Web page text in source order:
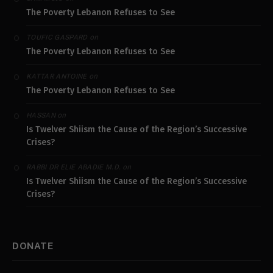
The Poverty Lebanon Refuses to See
TOUFIC GASPARD on
The Poverty Lebanon Refuses to See
KATTAR ANTOINEon
The Poverty Lebanon Refuses to See
HASSANon
Is Twelver Shiism the Cause of the Region’s Successive
Crises?
RABBI DR ELIE ABADIE M.D. on
Is Twelver Shiism the Cause of the Region’s Successive
Crises?
DONATE